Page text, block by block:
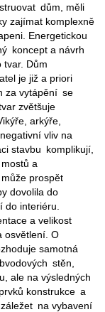
dům, měli
zajímat komplexně
Energetickou
koncept a návrh
tvar. Dům
je již a priori
za vytápění se
zvětšuje
arkýře,
vliv na
stavbu komplikují,
a
prospět
dovolila do
do interiéru.
a velikost
osvětlení. O
samotná
stěn,
ale na výsledných
konstrukce a
na vybavení